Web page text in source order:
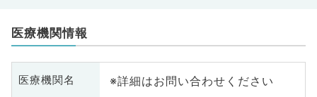
医療機関情報
医療機関名 ※詳細はお問い合わせください